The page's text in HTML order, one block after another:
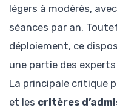
légers à modérés,
séances par an.
déploiement, ce
une partie des
La principale critique
et les critères